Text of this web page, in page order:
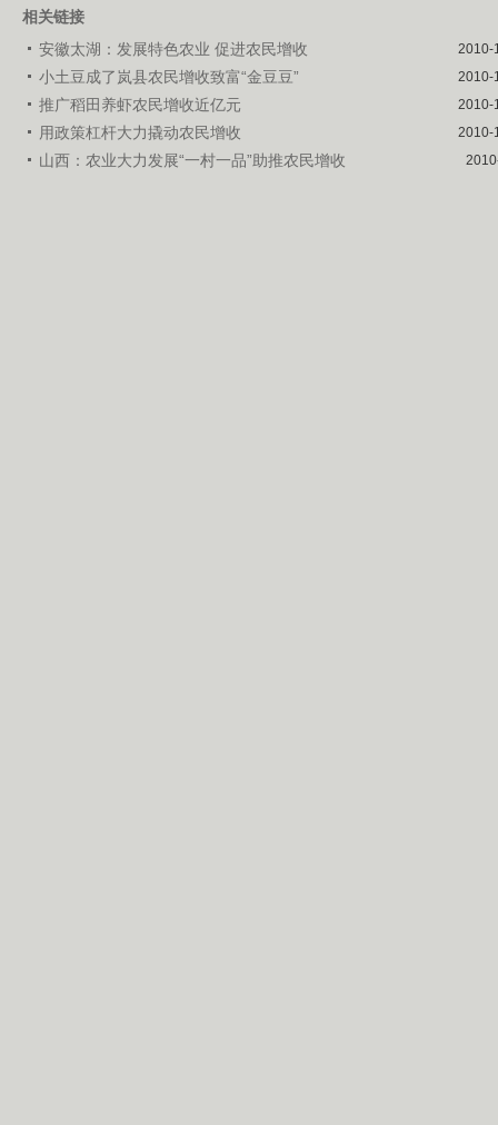
相关链接
安徽太湖：发展特色农业 促进农民增收
2010-
小土豆成了岚县农民增收致富“金豆豆” 2010-
推广稻田养虾农民增收近亿元 2010-
用政策杠杆大力撬动农民增收 2010-
山西：农业大力发展“一村一品”助推农民增收